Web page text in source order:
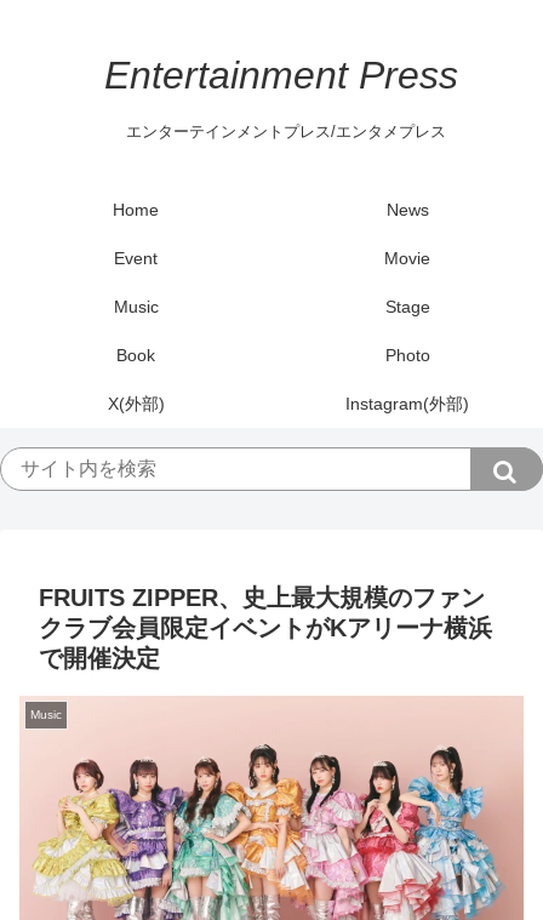
Entertainment Press
エンターテインメントプレス/エンタメプレス
Home News
Event Movie
Music Stage
Book Photo
X(外部) Instagram(外部)
FRUITS ZIPPER、史上最大規模のファン
クラブ会員限定イベントがKアリーナ横浜
で開催決定
Music